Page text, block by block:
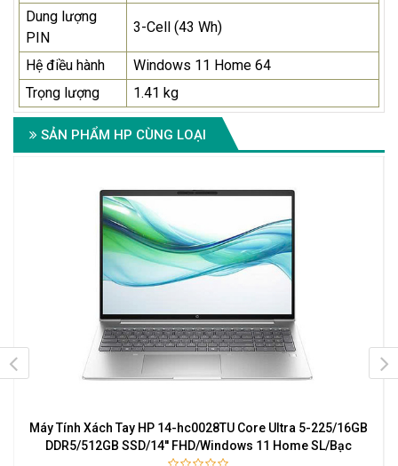
Dung lượng
PIN
3-Cell (43 Wh)
Hệ điều hành
Windows 11 Home 64
Trọng lượng
1.41 kg
SẢN PHẨM HP CÙNG LOẠI
Máy Tính Xách Tay HP 14-hc0028TU Core Ultra 5-225/16GB
DDR5/512GB SSD/14'' FHD/Windows 11 Home SL/Bạc